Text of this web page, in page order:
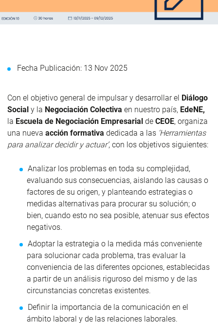
Fecha Publicación: 13 Nov 2025
Con el objetivo general de impulsar y desarrollar el Diálogo
Social y la Negociación Colectiva en nuestro país, EdeNE,
la Escuela de Negociación Empresarial de CEOE, organiza
una nueva acción formativa dedicada a las ‘Herramientas
para analizar decidir y actuar’, con los objetivos siguientes:
Analizar los problemas en toda su complejidad,
evaluando sus consecuencias, aislando las causas o
factores de su origen, y planteando estrategias o
medidas alternativas para procurar su solución; o
bien, cuando esto no sea posible, atenuar sus efectos
negativos.
Adoptar la estrategia o la medida más conveniente
para solucionar cada problema, tras evaluar la
conveniencia de las diferentes opciones, establecidas
a partir de un análisis riguroso del mismo y de las
circunstancias concretas existentes.
Definir la importancia de la comunicación en el
ámbito laboral y de las relaciones laborales.